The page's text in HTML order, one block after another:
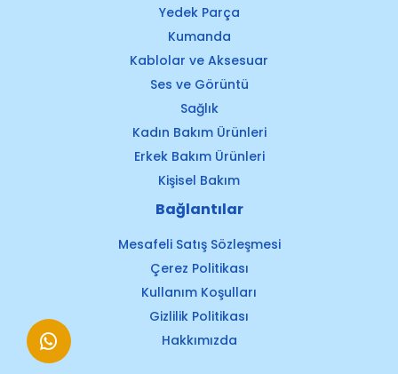
Yedek Parça
Kumanda
Kablolar ve Aksesuar
Ses ve Görüntü
Sağlık
Kadın Bakım Ürünleri
Erkek Bakım Ürünleri
Kişisel Bakım
Bağlantılar
Mesafeli Satış Sözleşmesi
Çerez Politikası
Kullanım Koşulları
Gizlilik Politikası
Hakkımızda